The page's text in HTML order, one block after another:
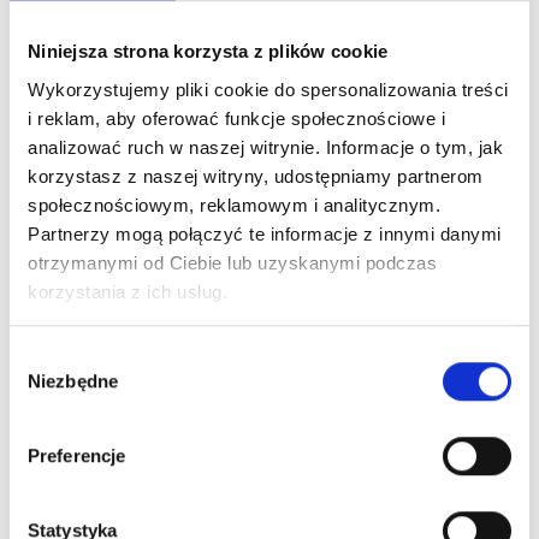
Niniejsza strona korzysta z plików cookie
Wykorzystujemy pliki cookie do spersonalizowania treści
i reklam, aby oferować funkcje społecznościowe i
analizować ruch w naszej witrynie. Informacje o tym, jak
korzystasz z naszej witryny, udostępniamy partnerom
społecznościowym, reklamowym i analitycznym.
Partnerzy mogą połączyć te informacje z innymi danymi
otrzymanymi od Ciebie lub uzyskanymi podczas
korzystania z ich usług.
zgody
Niezbędne
Preferencje
Statystyka
woda perfumowana
Dowiedz się więcej
Zaloguj się
Zaloguj się, aby zobaczyć cenę